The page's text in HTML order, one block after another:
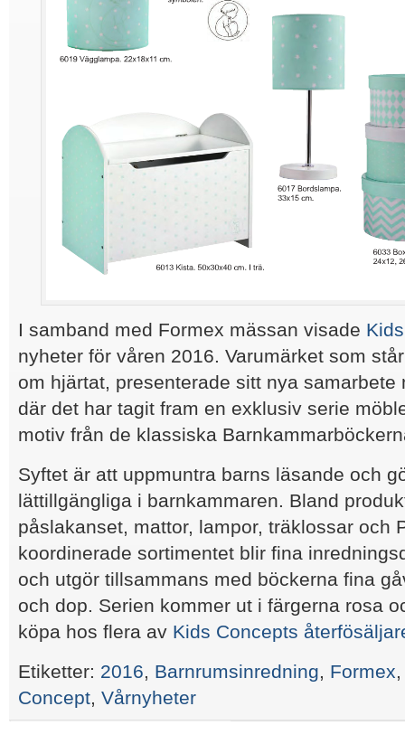
I samband med Formex mässan visade
nyheter för våren 2016. Varumärket som
om hjärtat, presenterade sitt nya samarbete
där det har tagit fram en exklusiv serie
motiv från de klassiska
Syftet är att uppmuntra barns läsande och
lättillgängliga i barnkammaren. Bland
påslakanset, mattor, lampor, träklossar och
koordinerade sortimentet blir fina
och utgör tillsammans med böckerna fina
och dop. Serien kommer ut i färgerna rosa
köpa hos flera av Kids Concepts
Etiketter: 2016, Barnrumsinredning, Formex
Concept, Vårnyheter